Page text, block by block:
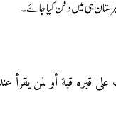
ہی میں دفن کیا جائے۔
قبة أو لمن يقرأ عند